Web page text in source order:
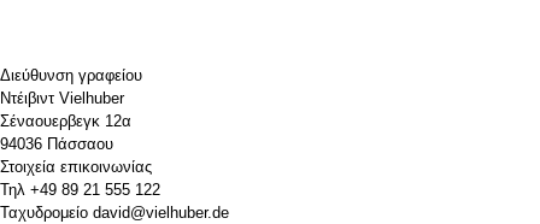
Διεύθυνση γραφείου
Ντέιβιντ Vielhuber
Σέναουερβεγκ 12α
94036 Πάσσαου
Στοιχεία επικοινωνίας
Τηλ +49 89 21 555 122
Ταχυδρομείο david@vielhuber.de